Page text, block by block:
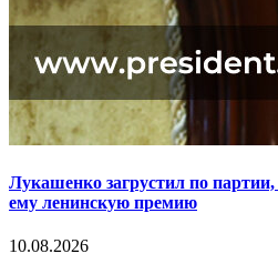
Лукашенко загрустил по
ему ленинскую премию
10.08.2026